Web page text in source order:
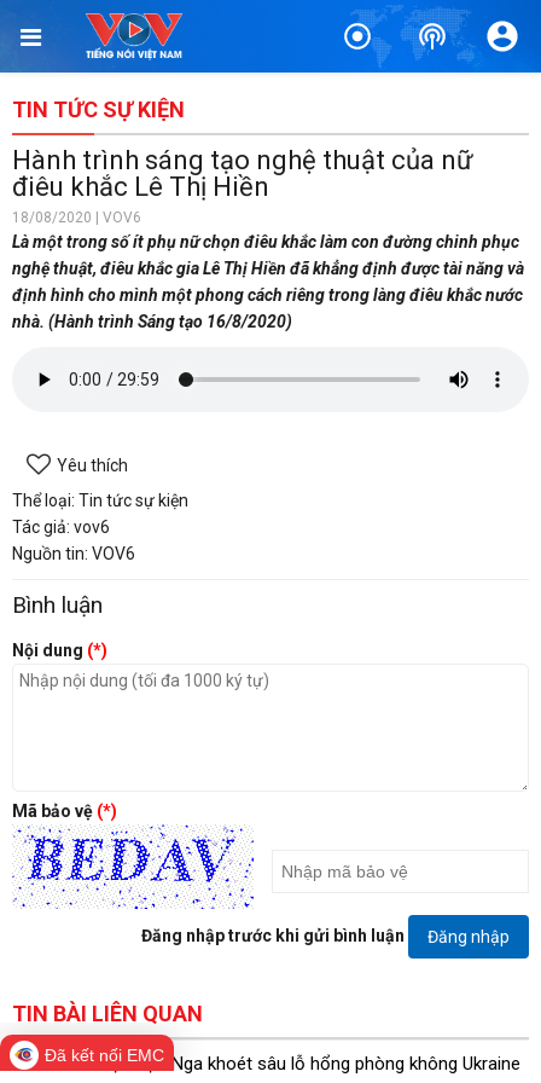
TIN TỨC SỰ KIỆN
Hành trình sáng tạo nghệ thuật của nữ
điêu khắc Lê Thị Hiền
18/08/2020 | VOV6
Là một trong số ít phụ nữ chọn điêu khắc làm con đường chinh phục
nghệ thuật, điêu khắc gia Lê Thị Hiền đã khẳng định được tài năng và
định hình cho mình một phong cách riêng trong làng điêu khắc nước
nhà. (Hành trình Sáng tạo 16/8/2020)
Yêu thích
Thể loại: Tin tức sự kiện
Tác giả: vov6
Nguồn tin: VOV6
Bình luận
Nội dung (*)
Mã bảo vệ (*)
Đăng nhập trước khi gửi bình luận Đăng nhập
TIN BÀI LIÊN QUAN
Tên lửa đạn đạo Nga khoét sâu lỗ hổng phòng không Ukraine
Đã kết nối EMC